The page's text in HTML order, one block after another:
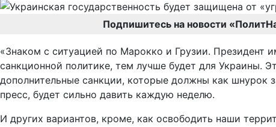
Подпишитесь на новости
«Знаком с ситуацией по Марокко и Грузии. Президент
санкционной политике, тем лучше будет для Украины.
дополнительные санкции, которые должны как шнурок
пресс, будет сильно давить каждую неделю.
И других вариантов, кроме, как освободить наши